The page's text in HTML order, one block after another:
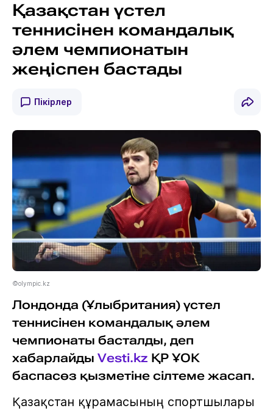
Қазақстан үстел
теннисінен командалық
әлем чемпионатын
жеңіспен бастады
Пікірлер
©olympic.kz
Лондонда (Ұлыбритания) үстел
теннисінен командалық әлем
чемпионаты басталды, деп
хабарлайды Vesti.kz ҚР ҰОК
баспасөз қызметіне сілтеме жасап.
Қазақстан құрамасының спортшылары